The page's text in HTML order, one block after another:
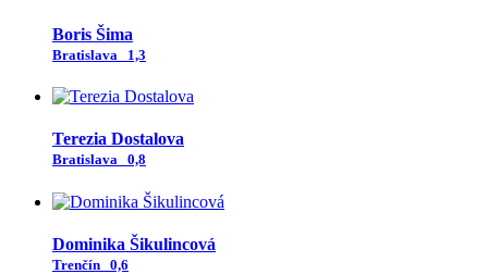
Boris Šima
Bratislava 1,3
Terezia Dostalova
Bratislava 0,8
Dominika Šikulincová
Trenčín 0,6